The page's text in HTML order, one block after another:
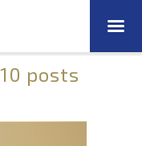
10 posts